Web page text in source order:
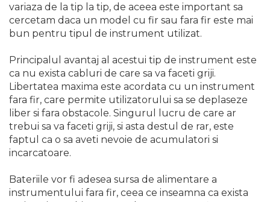
Accesorii Scule Pneumatice
cuie
Polizoare Pneumatice
Unelte de Gradinarit
Pompa Apa Gradina
Motocoasa si coasa
electrica
Carucioare & Remorca de
Fierastraie de Mana
variaza de la tip la tip, de aceea este important sa
cercetam daca un model cu fir sau fara fir este mai
bun pentru tipul de instrument utilizat.
Principalul avantaj al acestui tip de instrument este
ca nu exista cabluri de care sa va faceti griji.
Libertatea maxima este acordata cu un instrument
fara fir, care permite utilizatorului sa se deplaseze
liber si fara obstacole. Singurul lucru de care ar
trebui sa va faceti griji, si asta destul de rar, este
faptul ca o sa aveti nevoie de acumulatori si
incarcatoare.
Bateriile vor fi adesea sursa de alimentare a
instrumentului fara fir, ceea ce inseamna ca exista